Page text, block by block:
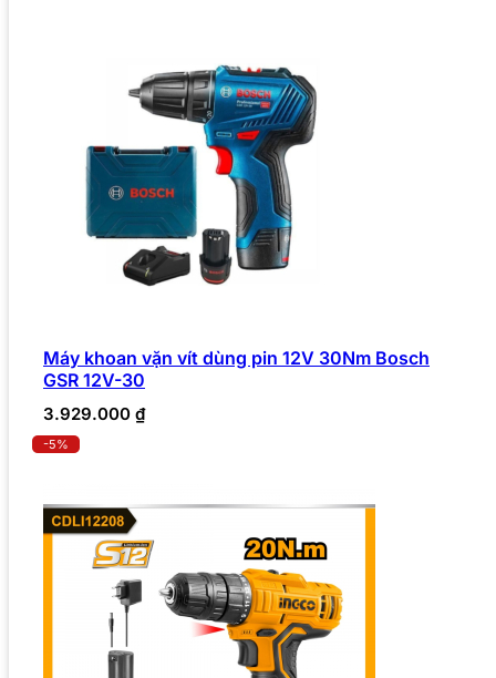
Máy khoan vặn vít dùng pin 12V 30Nm Bosch
GSR 12V-30
3.929.000 ₫
-5%